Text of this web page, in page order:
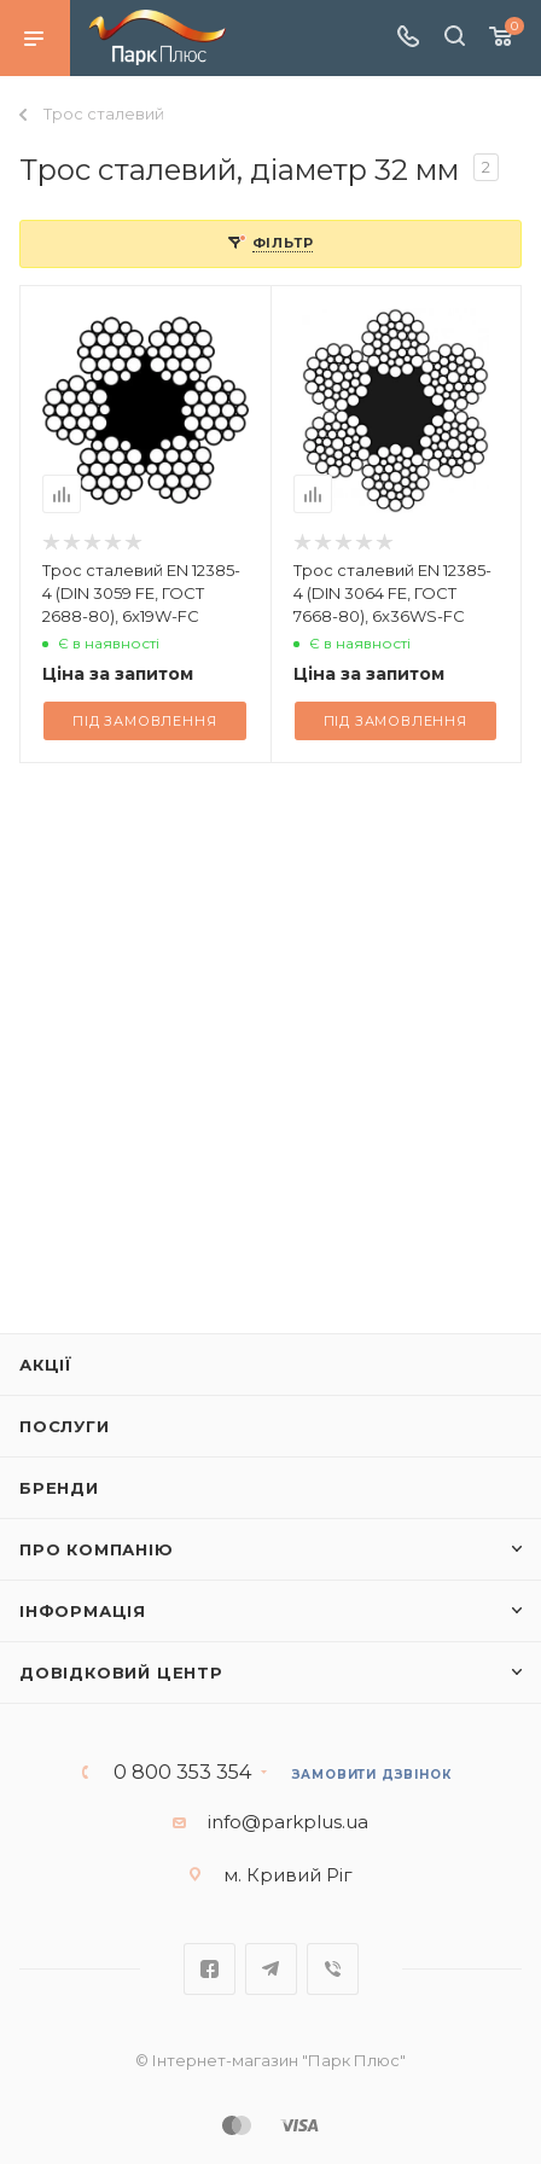
0
Трос сталевий
Трос сталевий, діаметр 32 мм 2
ФІЛЬТР
Трос сталевий EN 12385-
4 (DIN 3059 FE, ГОСТ
2688-80), 6x19W-FC
Є в наявності
Ціна за запитом
ПІД ЗАМОВЛЕННЯ
Трос сталевий EN 12385-
4 (DIN 3064 FE, ГОСТ
7668-80), 6x36WS-FC
Є в наявності
Ціна за запитом
ПІД ЗАМОВЛЕННЯ
АКЦІЇ
ПОСЛУГИ
БРЕНДИ
ПРО КОМПАНІЮ
ІНФОРМАЦІЯ
ДОВІДКОВИЙ ЦЕНТР
0 800 353 354 ЗАМОВИТИ ДЗВІНОК
info@parkplus.ua
м. Кривий Ріг
© Інтернет-магазин "Парк Плюс"